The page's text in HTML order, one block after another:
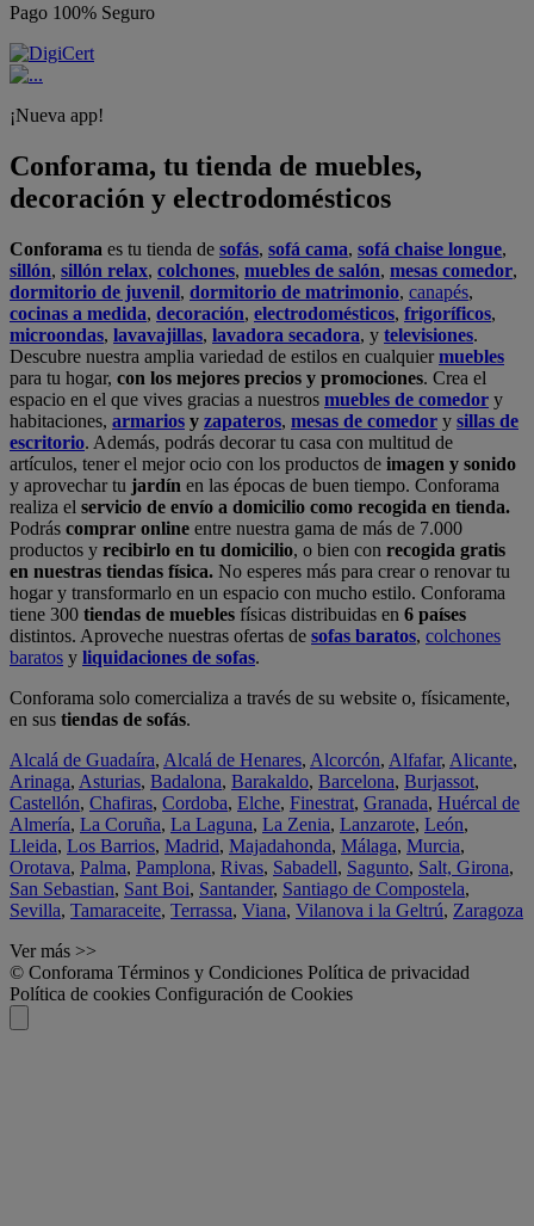
Pago 100% Seguro
¡Nueva app!
Conforama, tu tienda de muebles,
decoración y electrodomésticos
Conforama es tu tienda de sofás, sofá cama, sofá chaise longue,
sillón, sillón relax, colchones, muebles de salón, mesas comedor,
dormitorio de juvenil, dormitorio de matrimonio, canapés,
cocinas a medida, decoración, electrodomésticos, frigoríficos,
microondas, lavavajillas, lavadora secadora, y televisiones.
Descubre nuestra amplia variedad de estilos en cualquiermuebles
para tu hogar, con los mejores precios y promociones. Crea el
espacio en el que vives gracias a nuestros muebles de comedor y
habitaciones, armarios y zapateros, mesas de comedor y sillas de
escritorio. Además, podrás decorar tu casa con multitud de
artículos, tener el mejor ocio con los productos de imagen y sonido
y aprovechar tu jardín en las épocas de buen tiempo. Conforama
realiza el servicio de envío a domicilio como recogida en tienda.
Podrás comprar online entre nuestra gama de más de 7.000
productos y recibirlo en tu domicilio, o bien con recogida gratis
en nuestras tiendas física. No esperes más para crear o renovar tu
hogar y transformarlo en un espacio con mucho estilo. Conforama
tiene 300 tiendas de muebles físicas distribuidas en 6 países
distintos. Aproveche nuestras ofertas de sofas baratos, colchones
baratos y liquidaciones de sofas.
Conforama solo comercializa a través de su website o, físicamente,
en sus tiendas de sofás.
Alcalá de Guadaíra, Alcalá de Henares, Alcorcón, Alfafar, Alicante,
Arinaga, Asturias, Badalona, Barakaldo, Barcelona, Burjassot,
Castellón, Chafiras, Cordoba, Elche, Finestrat, Granada, Huércal de
Almería, La Coruña, La Laguna, La Zenia, Lanzarote, León,
Lleida, Los Barrios, Madrid, Majadahonda, Málaga, Murcia,
Orotava, Palma, Pamplona, Rivas, Sabadell, Sagunto, Salt, Girona,
San Sebastian, Sant Boi, Santander, Santiago de Compostela,
Sevilla, Tamaraceite, Terrassa, Viana, Vilanova i la Geltrú, Zaragoza
Ver más >>
© Conforama Términos y Condiciones Política de privacidad
Política de cookies Configuración de Cookies